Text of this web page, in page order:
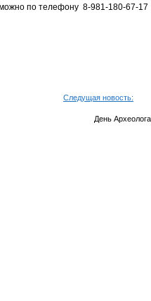
можно по телефону 8-981-180-67-17
Следущая новость:
День Археолога